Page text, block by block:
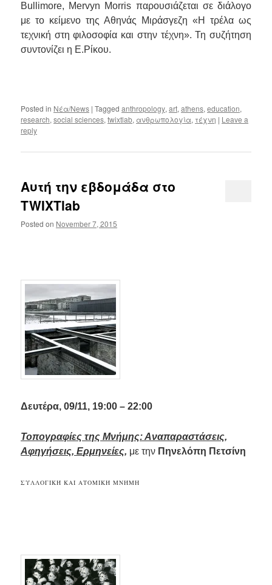
Bullimore, Mervyn Morris παρουσιάζεται σε διάλογο
με το κείμενο της Αθηνάς Μιράσγεζη «Η τρέλα ως
τεχνική στη φιλοσοφία και στην τέχνη». Τη συζήτηση
συντονίζει η Ε.Ρίκου.
Posted in Νέα/News |Tagged anthropology,art,athens,education,
research,social sciences,twixtlab, ανθρωπολογία, τέχνη | Leave a
reply
Αυτή την εβδομάδα στο
TWIXTlab
Posted on November 7, 2015
Δευτέρα, 09/11, 19:00 – 22:00
Τοπογραφίες της Μνήμης: Αναπαραστάσεις,
Αφηγήσεις, Ερμηνείες, με την Πηνελόπη Πετσίνη
ΣΥΛΛΟΓΙΚΉ ΚΑΙ ΑΤΟΜΙΚΉ ΜΝΉΜΗ